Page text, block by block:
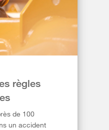
règles
de 100
un accident